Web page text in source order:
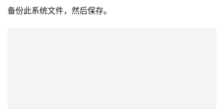
备份此系统文件，然后保存。